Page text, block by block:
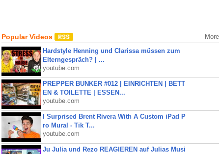
Popular Videos More
Hardstyle Henning und Clarissa müssen zum
Elterngespräch? | ...
youtube.com
PREPPER BUNKER #012 | EINRICHTEN | BETT
EN & TOILETTE | ESSEN...
youtube.com
I Surprised Brent Rivera With A Custom iPad P
ro Mural - Tik T...
youtube.com
Ju Julia und Rezo REAGIEREN auf Julias Musi